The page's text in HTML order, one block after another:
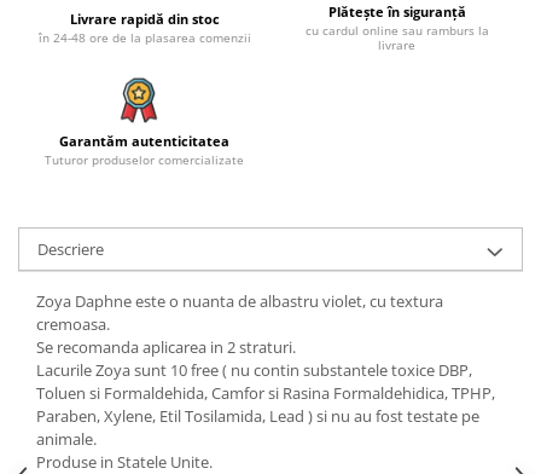
Livrare rapidă din stoc
în 24-48 ore de la plasarea comenzii
Plătește în siguranță
cu cardul online sau ramburs la
livrare
Garantăm autenticitatea
Tuturor produselor comercializate
Descriere
Zoya Daphne este o nuanta de albastru violet, cu textura
cremoasa.
Se recomanda aplicarea in 2 straturi.
Lacurile Zoya sunt 10 free ( nu contin substantele toxice DBP,
Toluen si Formaldehida, Camfor si Rasina Formaldehidica, TPHP,
Paraben, Xylene, Etil Tosilamida, Lead ) si nu au fost testate pe
animale.
Produse in Statele Unite.